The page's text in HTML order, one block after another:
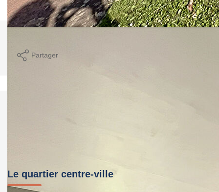
référence 01/01/2021.
Partager
Le quartier centre-ville